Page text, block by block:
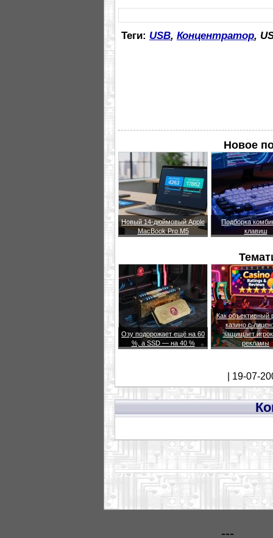
Теги: USB, Концентратор,
Новое
Новый 14-дюймовый Apple
MacBook Pro M5
Подборка
клавиш
Озу подорожает ещё на 60
%, а SSD — на 40 %
Как объективный
казино с
защищает
рекламы
| 19-07-
---